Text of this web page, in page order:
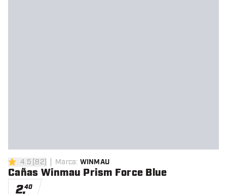
4.5 estrellas de puntuación
4.5[82] Marca: WINMAU
Cañas Winmau Prism Force Blue
2,40